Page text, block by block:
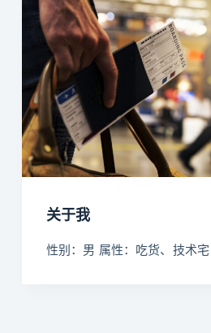
关于我
性别：男 属性：吃货、技术